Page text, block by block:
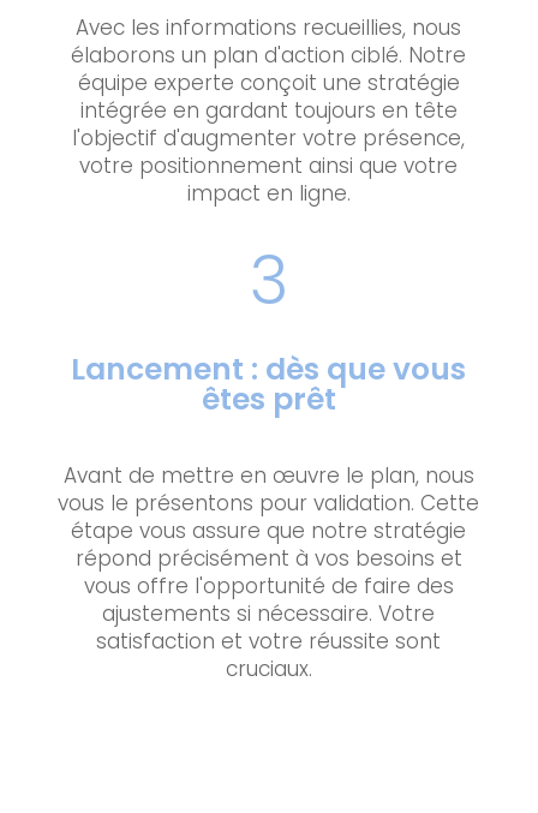
Avec les informations recueillies, nous
élaborons un plan d'action ciblé. Notre
équipe experte conçoit une stratégie
intégrée en gardant toujours en tête
l'objectif d'augmenter votre présence,
votre positionnement ainsi que votre
impact en ligne.
3
Lancement : dès que vous
êtes prêt
Avant de mettre en œuvre le plan, nous
vous le présentons pour validation. Cette
étape vous assure que notre stratégie
répond précisément à vos besoins et
vous offre l'opportunité de faire des
ajustements si nécessaire. Votre
satisfaction et votre réussite sont
cruciaux.